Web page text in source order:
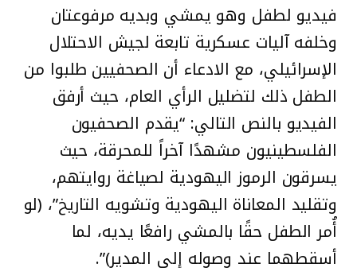
فيديو لطفل وهو يمشي وبديه مرفوعتان
وخلفه آليات عسكرية تابعة لجيش الاحتلال
الإسرائيلي، مع الادعاء أن الصحفيين طلبوا من
الطفل ذلك لتضليل الرأي العام، حيث أرفق
الفيديو بالنص التالي: “يقدم الصحفيون
الفلسطينيون مشهدًا آخراً للمحرقة، حيث
يسرقون الرموز اليهودية لصياغة روايتهم،
وتقليد المعاناة اليهودية وتشويه التاريخ”، (لو
أُمر الطفل حقًا بالمشي رافعًا يديه، لما
أسقطهما عند وصوله إلى المدير)”.